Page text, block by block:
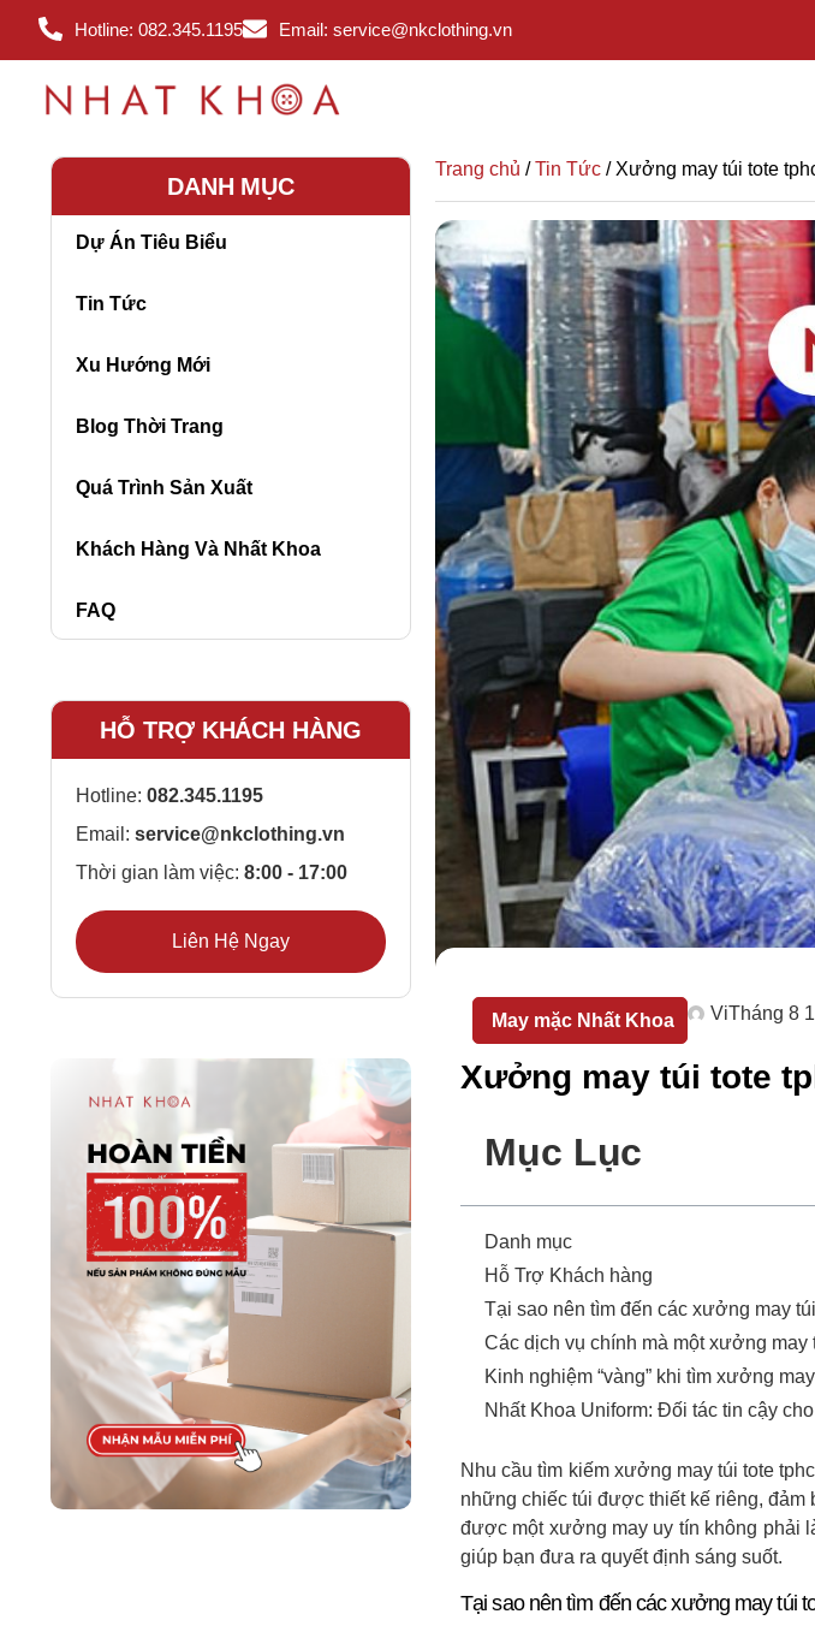
Hotline: 082.345.1195 Email: service@nkclothing.vn
DANH MỤC
Dự Án Tiêu Biểu
Tin Tức
Xu Hướng Mới
Blog Thời Trang
Quá Trình Sản Xuất
Khách Hàng Và Nhất Khoa
FAQ
HỖ TRỢ KHÁCH HÀNG
Hotline: 082.345.1195
Email: service@nkclothing.vn
Thời gian làm việc: 8:00 - 17:00
Liên Hệ Ngay
Trang chủ /Tin Tức / Xưởng may túi tote
May mặc Nhất Khoa ViTháng 8
Xưởng may túi tote
Mục Lục
Danh mục
Hỗ Trợ Khách hàng
Tại sao nên tìm đến các xưởng may
Các dịch vụ chính mà một xưởng
Kinh nghiệm “vàng” khi tìm xưởng
Nhất Khoa Uniform: Đối tác tin cậy
Nhu cầu tìm kiếm xưởng may túi tote
những chiếc túi được thiết kế riêng,
được một xưởng may uy tín không phải
giúp bạn đưa ra quyết định sáng suốt.
Tại sao nên tìm đến các xưởng may túi